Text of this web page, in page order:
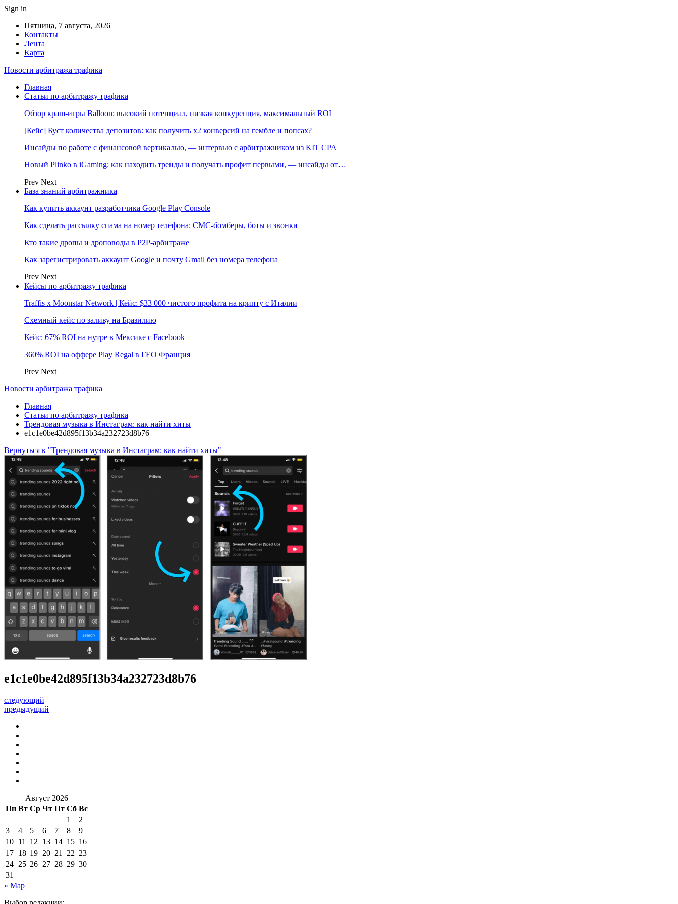
Sign in
Пятница, 7 августа, 2026
Контакты
Лента
Карта
Новости арбитража трафика
Главная
Статьи по арбитражу трафика
Обзор краш-игры Balloon: высокий потенциал, низкая конкуренция, максимальный ROI
[Кейс] Буст количества депозитов: как получить х2 конверсий на гембле и попсах?
Инсайды по работе с финансовой вертикалью, — интервью с арбитражником из KIT CPA
Новый Plinko в iGaming: как находить тренды и получать профит первыми, — инсайды от…
Prev Next
База знаний арбитражника
Как купить аккаунт разработчика Google Play Console
Как сделать рассылку спама на номер телефона: СМС-бомберы, боты и звонки
Кто такие дропы и дроповоды в P2P-арбитраже
Как зарегистрировать аккаунт Google и почту Gmail без номера телефона
Prev Next
Кейсы по арбитражу трафика
Traffis x Moonstar Network | Кейс: $33 000 чистого профита на крипту с Италии
Схемный кейс по заливу на Бразилию
Кейс: 67% ROI на нутре в Мексике с Facebook
360% ROI на оффере Play Regal в ГЕО Франция
Prev Next
Новости арбитража трафика
Главная
Статьи по арбитражу трафика
Трендовая музыка в Инстаграм: как найти хиты
e1c1e0be42d895f13b34a232723d8b76
Вернуться к "Трендовая музыка в Инстаграм: как найти хиты"
e1c1e0be42d895f13b34a232723d8b76
следующий
предыдущий
Август 2026
Пн Вт Ср Чт Пт Сб Вс
1
2
3
4 5 6 7 8
9
10 11 12 13 14 15 16
17 18 19 20 21 22 23
24 25 26 27 28 29 30
31
« Мар